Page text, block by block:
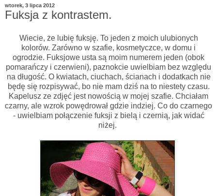
wtorek, 3 lipca 2012
Fuksja z kontrastem.
Wiecie, że lubię fuksję. To jeden z moich ulubionych
kolorów. Zarówno w szafie, kosmetyczce, w domu i
ogrodzie. Fuksjowe usta są moim numerem jeden (obok
pomarańczy i czerwieni), paznokcie uwielbiam bez względu
na długość. O kwiatach, ciuchach, ścianach i dodatkach nie
będę się rozpisywać, bo nie mam dziś na to niestety czasu.
Kapelusz ze zdjęć jest nowością w mojej szafie. Chciałam
czarny, ale wzrok powędrował gdzie indziej. Co do czarnego
- uwielbiam połączenie fuksji z bielą i czernią, jak widać
niżej.